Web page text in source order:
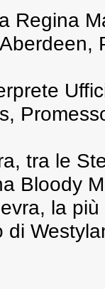
Regina
tra le
Bloody
la
di